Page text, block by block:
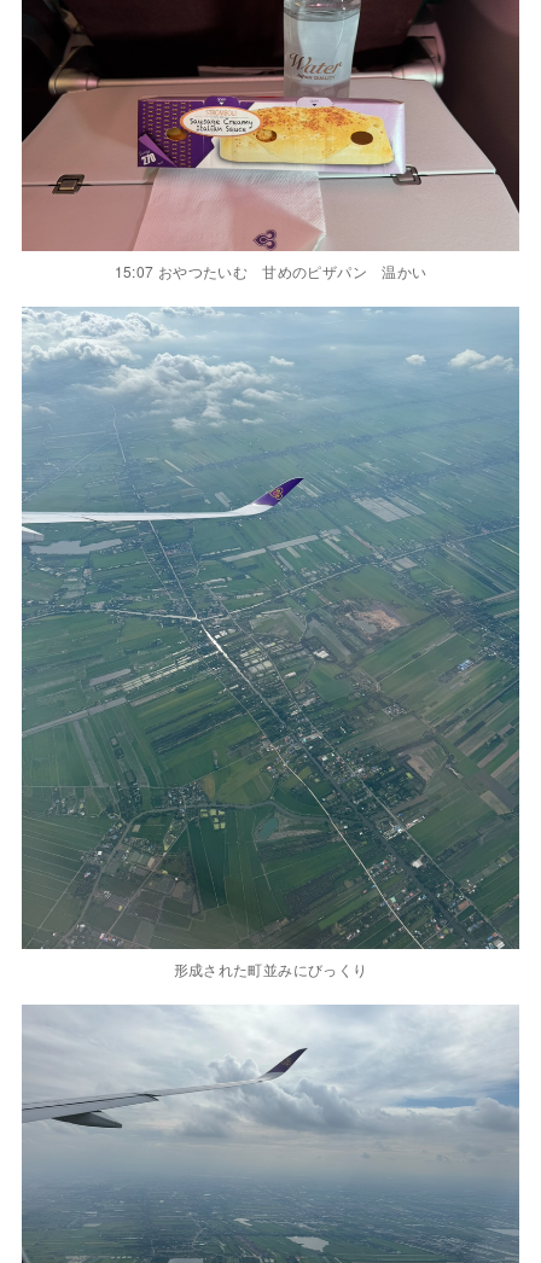
15:07 おやつたいむ 甘めのピザパン 温かい
形成された町並みにびっくり